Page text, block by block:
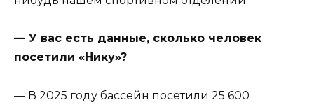
— У вас есть данные, сколько человек
посетили «Нику»?
— В 2025 году бассейн посетили 25 600